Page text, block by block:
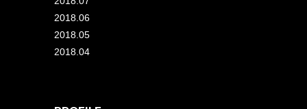
2018.06
2018.05
2018.04